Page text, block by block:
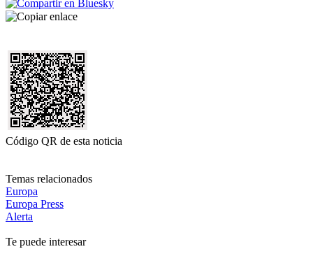
Código QR de esta noticia
Temas relacionados
Europa
Europa Press
Alerta
Te puede interesar